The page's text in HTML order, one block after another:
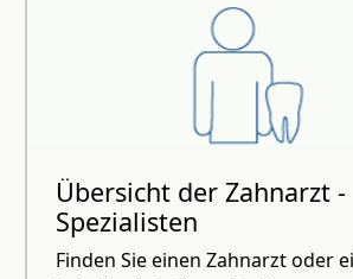
Übersicht der Zahnarzt -
Spezialisten
Finden Sie einen Zahnarzt oder